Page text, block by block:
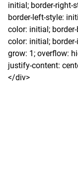
initial; border-right-
border-left-style:
color: initial;
color: initial;
grow: 1; overflow:
justify-content:
</div>